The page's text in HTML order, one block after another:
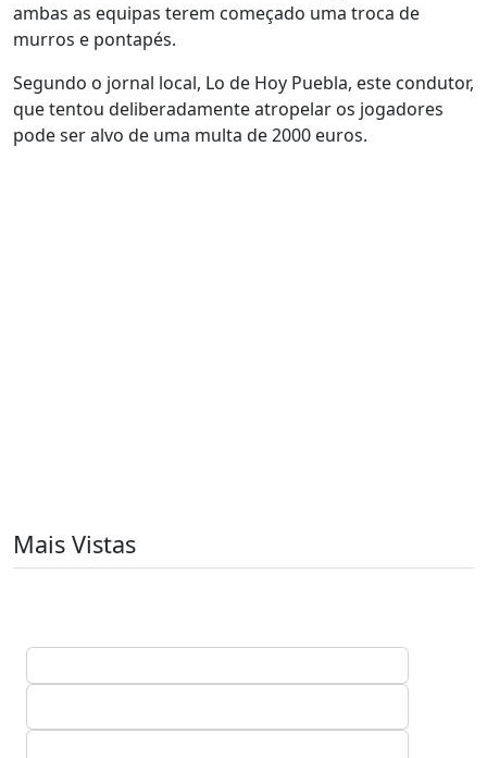
ambas as equipas terem começado uma troca de
murros e pontapés.
Segundo o jornal local, Lo de Hoy Puebla, este condutor,
que tentou deliberadamente atropelar os jogadores
pode ser alvo de uma multa de 2000 euros.
Mais Vistas